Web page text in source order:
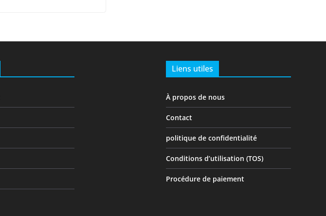
Liens utiles
À propos de nous
Contact
politique de confidentialité
Conditions d’utilisation (TOS)
Procédure de paiement